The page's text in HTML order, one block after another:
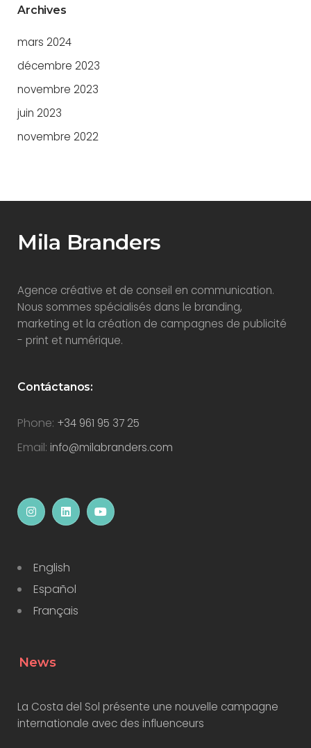
Archives
mars 2024
décembre 2023
novembre 2023
juin 2023
novembre 2022
Mila Branders
Agence créative et de conseil en communication.
Nous sommes spécialisés dans le branding,
marketing et la création de campagnes de publicité
- print et numérique.
Contáctanos:
Phone: +34 961 95 37 25
Email: info@milabranders.com
English
Español
Français
News
La Costa del Sol présente une nouvelle campagne
internationale avec des influenceurs